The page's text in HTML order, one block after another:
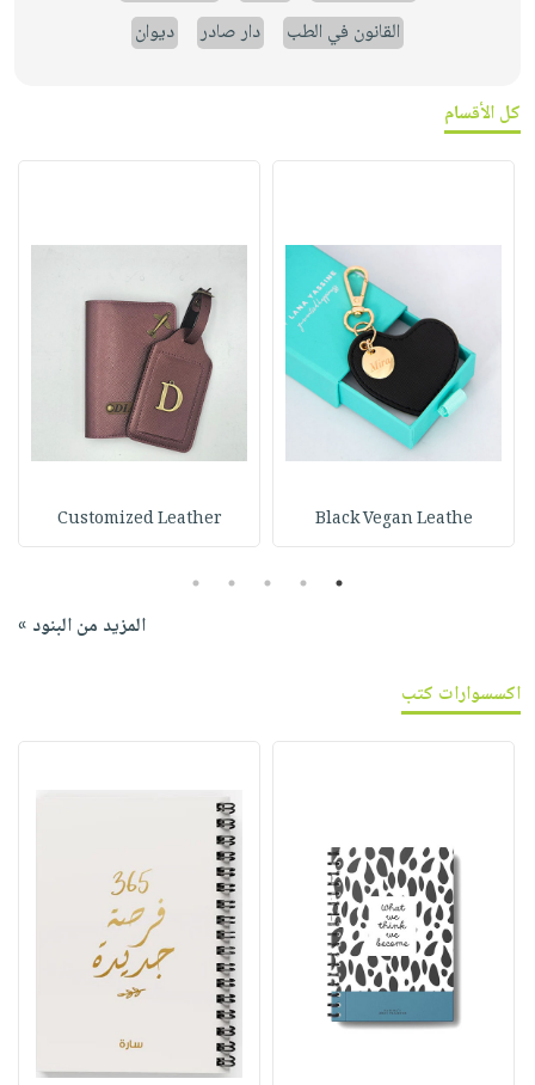
القانون في الطب
دار صادر ديوان
كل الأقسام
Black Vegan Leathe
Customized Leather
1
2
3
4
5
المزيد من البنود »
اكسسوارات كتب